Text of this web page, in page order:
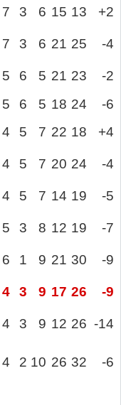
7 3 6 15 13 +2
7 3 6 21 25 -4
5 6 5 21 23
-2
5 6 5 18 24
-6
4 5 7 22 18 +4
4 5 7 20 24 -4
4 5 7 14 19 -5
5 3 8 12 19 -7
6 1 9 21 30 -9
4 3 9 17 26 -9
4 3 9 12 26 -14
4 2 10 26 32 -6